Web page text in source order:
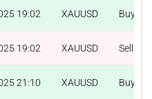
19:02 XAUUSD Buy
19:02 XAUUSD Sell
21:10 XAUUSD Buy